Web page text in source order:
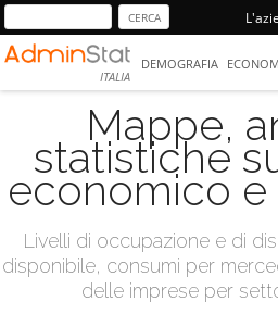
ITALIA
DEMOGRAFIA
Mappe,
statistiche
economico
Livelli di occupazione e di
disponibile, consumi per
delle imprese per